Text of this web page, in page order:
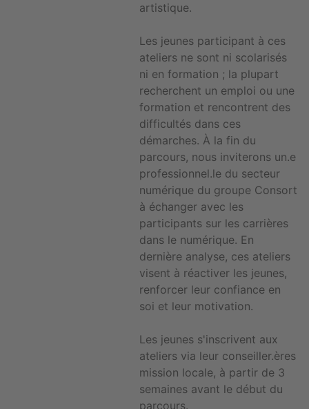
artistique.
Les jeunes participant à ces
ateliers ne sont ni scolarisés
ni en formation ; la plupart
recherchent un emploi ou une
formation et rencontrent des
difficultés dans ces
démarches. À la fin du
parcours, nous inviterons un.e
professionnel.le du secteur
numérique du groupe Consort
à échanger avec les
participants sur les carrières
dans le numérique. En
dernière analyse, ces ateliers
visent à réactiver les jeunes,
renforcer leur confiance en
soi et leur motivation.
Les jeunes s'inscrivent aux
ateliers via leur conseiller.ères
mission locale, à partir de 3
semaines avant le début du
parcours.